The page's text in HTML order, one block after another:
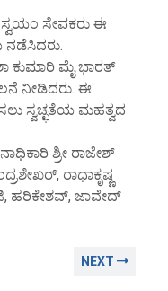
ಸ್ವಯಂ ಸೇವಕರು ಈ
ನಡೆಸಿದರು.
ಕುಮಾರಿ ಮೈ ಭಾರತ್
ನೀಡಿದರು. ಈ
ಸ್ವಚ್ಛತೆಯ ಮಹತ್ವದ
ಶ್ರೀ ರಾಜೇಶ್
ರಾಧಾಕೃಷ್ಣ
ಹರಿಕೇಶವ್, ಜಾವೇದ್
NEXT